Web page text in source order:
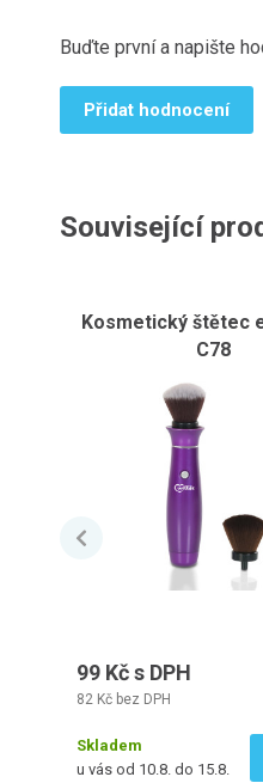
Buďte první a napište
Přidat hodnocení
Související
Kosmetický štětec
C78
99 Kč s DPH
82 Kč bez DPH
Skladem
u vás od 10.8. do 15.8.